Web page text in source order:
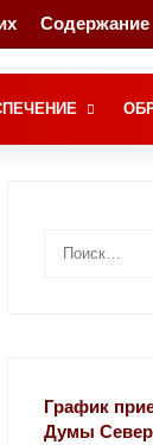
Содержание
График
Думы